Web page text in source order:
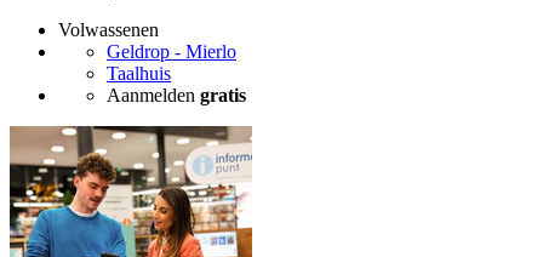
Volwassenen
Geldrop - Mierlo
Taalhuis
Aanmelden gratis